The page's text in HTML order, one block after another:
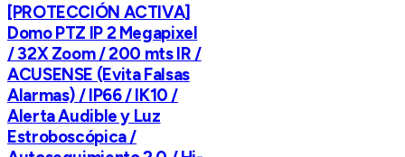
[PROTECCIÓN ACTIVA]
Domo PTZ IP 2 Megapixel
/ 32X Zoom / 200 mts IR /
ACUSENSE (Evita Falsas
Alarmas) / IP66 / IK10 /
Alerta Audible y Luz
Estroboscópica /